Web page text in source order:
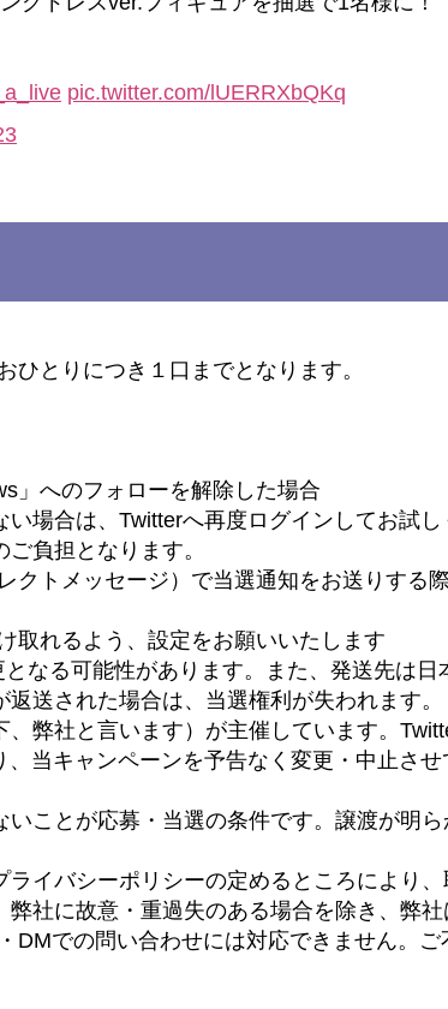
pic.twitter.com/lUERRXbQKq
とりにつき１口までとなります。
」へのフォローを解除した場合
場合は、Twitterへ再度ログインしてお試し
負担となります。
トメッセージ）で当選通知をお送りする
取れるよう、設定をお願いいたします
なる可能性があります。また、発送先は日
送された場合は、当選権利が失われます。
弊社と言います）が主催しています。
当キャンペーンを予告なく変更・中止さ
ことが応募・当選の条件です。譲渡が明
イバシーポリシーの定めるところにより、
社に故意・重過失のある場合を除き、弊社
での問い合わせには対応できません。